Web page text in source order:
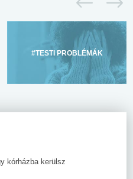
#TESTI PROBLÉMÁK
kórházba kerülsz